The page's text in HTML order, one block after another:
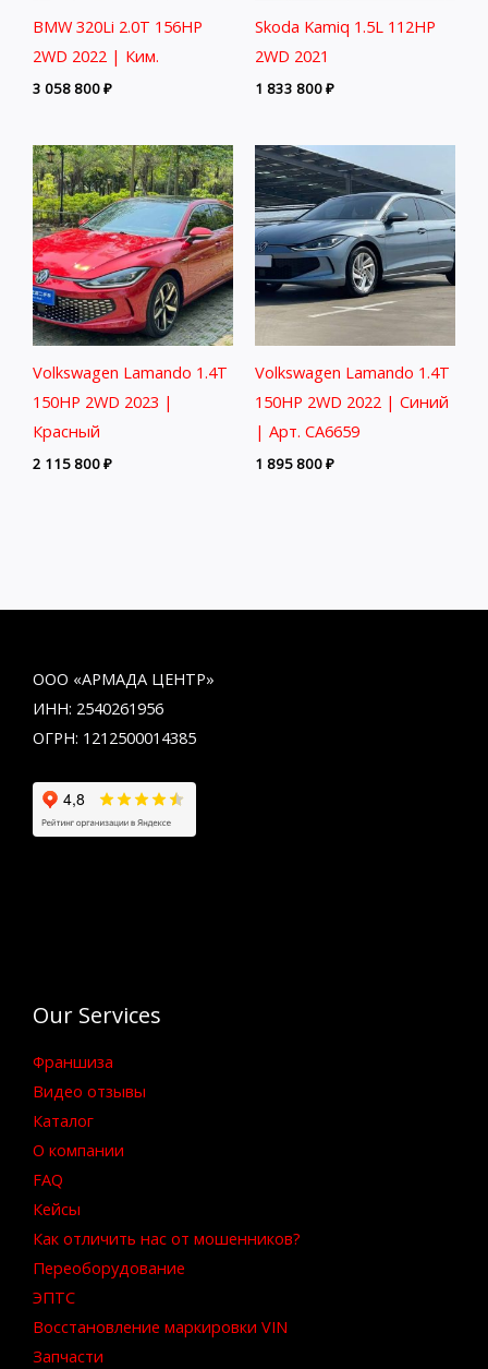
BMW 320Li 2.0T 156HP
2WD 2022 | Ким.
3 058 800₽
Skoda Kamiq 1.5L 112HP
2WD 2021
1 833 800₽
Volkswagen Lamando 1.4T
150HP 2WD 2023 |
Красный
2 115 800₽
Volkswagen Lamando 1.4T
150HP 2WD 2022 | Синий
| Арт. CA6659
1 895 800₽
ООО «АРМАДА ЦЕНТР»
ИНН: 2540261956
ОГРН: 1212500014385
Our Services
Франшиза
Видео отзывы
Каталог
О компании
FAQ
Кейсы
Как отличить нас от мошенников?
Переоборудование
ЭПТС
Восстановление маркировки VIN
Запчасти